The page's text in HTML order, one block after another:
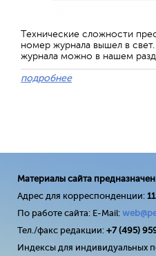
Технические сложности
номер журнала вышел в
журнала можно в нашем
подробнее
Материалы сайта
Адрес для корреспонденции:
По работе сайта: E-Mail:
Тел./факс редакции: +7 (495)
Индексы для индивидуальных